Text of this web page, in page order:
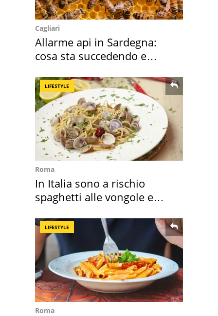
Cagliari
Allarme api in Sardegna:
cosa sta succedendo e
LIFESTYLE
Roma
In Italia sono a rischio
spaghetti alle vongole e
LIFESTYLE
Roma